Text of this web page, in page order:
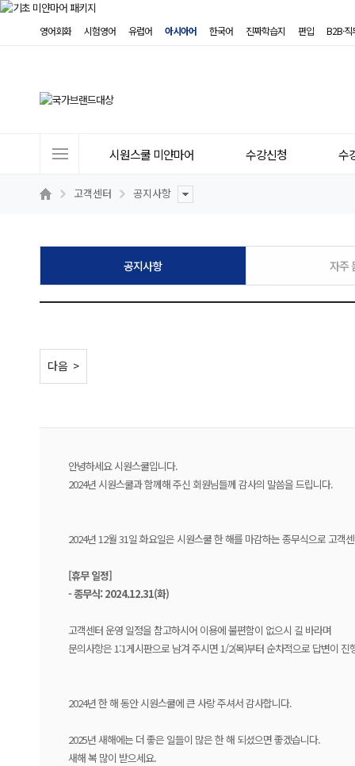
영어회화 시험영어 유럽어 아시아어 한국어 진짜학습지 편입 B2B·
트
시원스쿨 미얀마어 수강신청 수
고객센터 공지사항
공지사항 자주
< 이전
다음 >
안녕하세요 시원스쿨입니다.
2024년 시원스쿨과 함께해 주신 회원님들께 감사의 말씀을 드립니다.
2024년 12월 31일 화요일은 시원스쿨 한 해를 마감하는 종무식으로 고객
[휴무 일정]
-종무식: 2024.12.31(화)
고객센터 운영 일정을 참고하시어 이용에 불편함이 없으시 길 바라며
문의사항은 1:1게시판으로 남겨 주시면 1/2(목)부터 순차적으로 답변이 진
2024년 한 해 동안 시원스쿨에 큰 사랑 주셔서 감사합니다.
2025년 새해에는 더 좋은 일들이 많은 한 해 되셨으면 좋겠습니다.
새해 복 많이 받으세요.